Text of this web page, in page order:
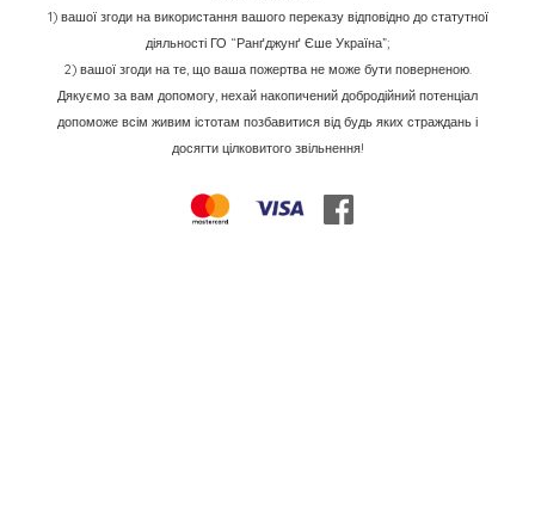
1) вашої згоди на використання вашого переказу відповідно до статутної
діяльності ГО “Ранґджунґ Єше Україна”;
2) вашої згоди на те, що ваша пожертва не може бути поверненою.
Дякуємо за вам допомогу, нехай накопичений добродійний потенціал
допоможе всім живим істотам позбавитися від будь яких страждань і
досягти цілковитого звільнення!